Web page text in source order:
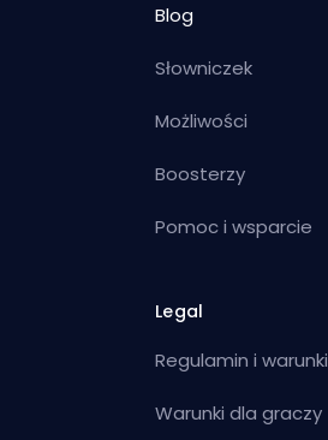
Blog
Słowniczek
Możliwości
Boosterzy
Pomoc i wsparcie
Legal
Regulamin i warunki
Warunki dla graczy